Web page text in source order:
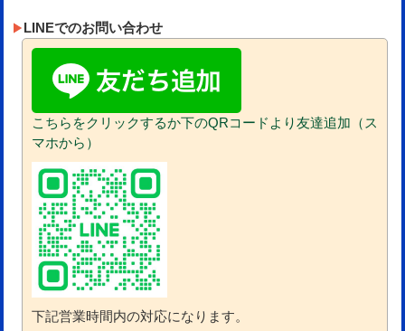
LINEでのお問い合わせ
こちらをクリックするか下のQRコードより友達追加（ス
マホから）
下記営業時間内の対応になります。